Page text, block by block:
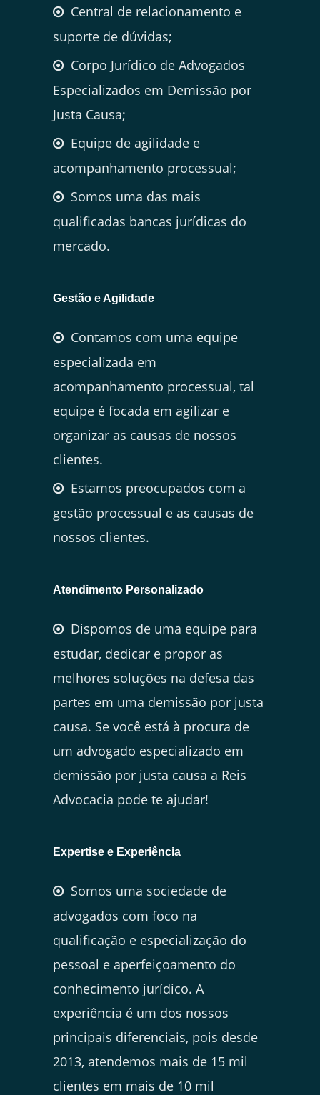
Central de relacionamento e
suporte de dúvidas;
Corpo Jurídico de Advogados
Especializados em Demissão por
Justa Causa;
Equipe de agilidade e
acompanhamento processual;
Somos uma das mais
qualificadas bancas jurídicas do
mercado.
Gestão e Agilidade
Contamos com uma equipe
especializada em
acompanhamento processual, tal
equipe é focada em agilizar e
organizar as causas de nossos
clientes.
Estamos preocupados com a
gestão processual e as causas de
nossos clientes.
Atendimento Personalizado
Dispomos de uma equipe para
estudar, dedicar e propor as
melhores soluções na defesa das
partes em uma demissão por justa
causa. Se você está à procura de
um advogado especializado em
demissão por justa causa a Reis
Advocacia pode te ajudar!
Expertise e Experiência
Somos uma sociedade de
advogados com foco na
qualificação e especialização do
pessoal e aperfeiçoamento do
conhecimento jurídico. A
experiência é um dos nossos
principais diferenciais, pois desde
2013, atendemos mais de 15 mil
clientes em mais de 10 mil